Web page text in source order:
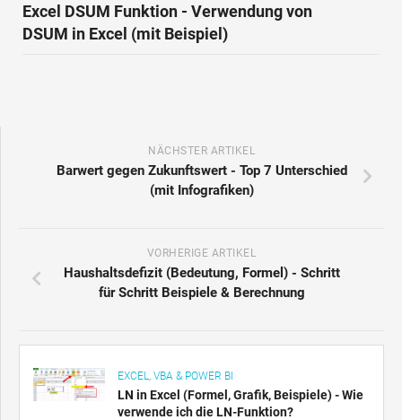
Excel DSUM Funktion - Verwendung von
DSUM in Excel (mit Beispiel)
NÄCHSTER ARTIKEL
Barwert gegen Zukunftswert - Top 7 Unterschied
(mit Infografiken)
VORHERIGE ARTIKEL
Haushaltsdefizit (Bedeutung, Formel) - Schritt
für Schritt Beispiele & Berechnung
EXCEL, VBA & POWER BI
LN in Excel (Formel, Grafik, Beispiele) - Wie
verwende ich die LN-Funktion?